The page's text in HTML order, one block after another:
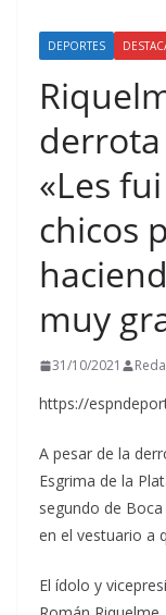
DEPORTES
«Les
chicos
muy
31/10/2021
https://
A pesar de la
Esgrima de la
segundo de
en el vestuario a
El ídolo y